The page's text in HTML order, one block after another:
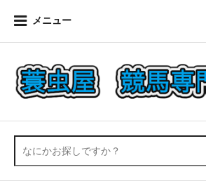
メニュー